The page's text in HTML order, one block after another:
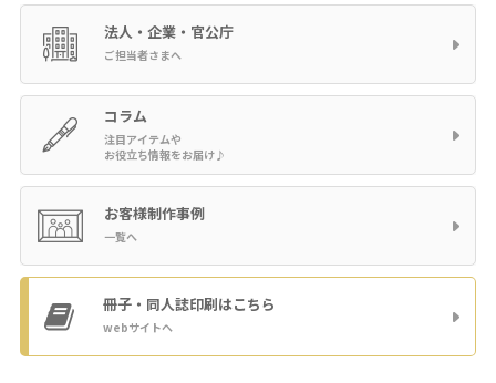
法人・企業・官公庁
ご担当者さまへ
コラム
注目アイテムや
お役立ち情報をお届け♪
お客様制作事例
一覧へ
冊子・同人誌印刷はこちら
webサイトへ